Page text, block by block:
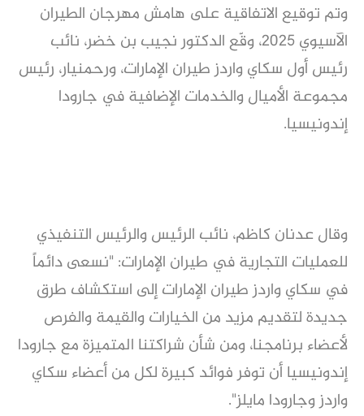
وتم توقيع الاتفاقية على هامش مهرجان الطيران
الآسيوي 2025، وقّع الدكتور نجيب بن خضر، نائب
رئيس أول سكاي واردز طيران الإمارات، ورحمنيار، رئيس
مجموعة الأميال والخدمات الإضافية في جارودا
إندونيسيا.
وقال عدنان كاظم، نائب الرئيس والرئيس التنفيذي
للعمليات التجارية في طيران الإمارات: "نسعى دائماً
في سكاي واردز طيران الإمارات إلى استكشاف طرق
جديدة لتقديم مزيد من الخيارات والقيمة والفرص
لأعضاء برنامجنا، ومن شأن شراكتنا المتميزة مع جارودا
إندونيسيا أن توفر فوائد كبيرة لكل من أعضاء سكاي
واردز وجارودا مايلز".